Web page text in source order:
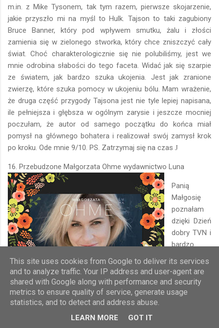
m.in. z Mike Tysonem, tak tym razem, pierwsze skojarzenie,
jakie przyszło mi na myśl to Hulk. Tajson to taki zagubiony
Bruce Banner, który pod wpływem smutku, żalu i złości
zamienia się w zielonego stworka, który chce zniszczyć cały
świat. Choć charakterologicznie się nie polubiliśmy, jest we
mnie odrobina słabości do tego faceta. Widać jak się szarpie
ze światem, jak bardzo szuka ukojenia. Jest jak zranione
zwierzę, które szuka pomocy w ukojeniu bólu. Mam wrażenie,
że druga część przygody Tajsona jest nie tyle lepiej napisana,
ile pełniejsza i głębsza w ogólnym zarysie i jeszcze mocniej
poczułam, że autor od samego początku do końca miał
pomysł na głównego bohatera i realizował swój zamysł krok
po kroku. Ode mnie 9/10. PS. Zatrzymaj się na czas J
16. Przebudzone Małgorzata Ohme wydawnictwo Luna
Panią
Małgosię
poznałam
dzięki Dzień
dobry TVN i
bardzo
obecność
tam
ceniłam. Jej
This site uses cookies from Google to deliver its services
and to analyze traffic. Your IP address and user-agent are
shared with Google along with performance and security
metrics to ensure quality of service, generate usage
statistics, and to detect and address abuse.
LEARN MORE GOT IT